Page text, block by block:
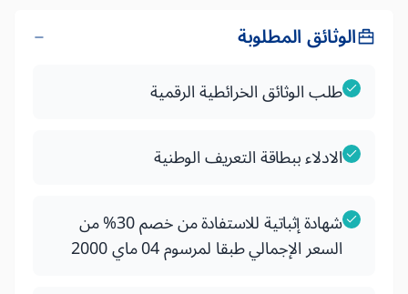
الوثائق المطلوبة
طلب الوثائق الخرائطية الرقمية
الادلاء ببطاقة التعريف الوطنية
شهادة إثباتية للاستفادة من خصم 30% من
السعر الإجمالي طبقا لمرسوم 04 ماي 2000